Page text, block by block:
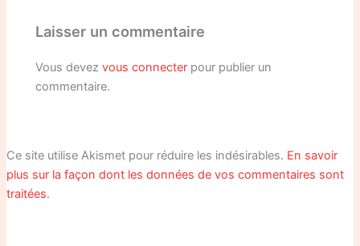
Laisser un commentaire
Vous devezvous connecter pour publier un
commentaire.
Ce site utilise Akismet pour réduire les indésirables. En savoir
plus sur la façon dont les données de vos commentaires sont
traitées.